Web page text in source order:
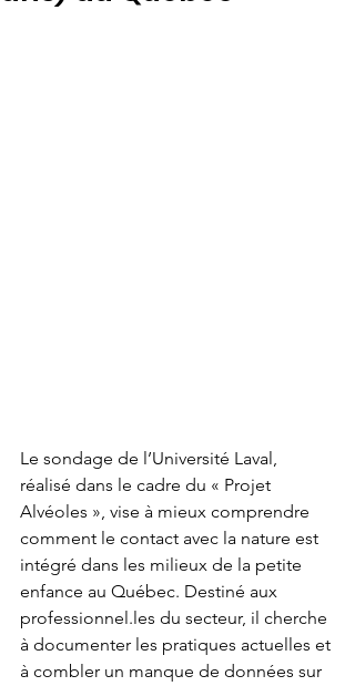
Le sondage de l’Université Laval,
réalisé dans le cadre du « Projet
Alvéoles », vise à mieux comprendre
comment le contact avec la nature est
intégré dans les milieux de la petite
enfance au Québec. Destiné aux
professionnel.les du secteur, il cherche
à documenter les pratiques actuelles et
à combler un manque de données sur